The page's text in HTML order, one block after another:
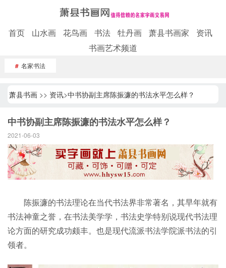
首页 山水画 花鸟画 书法 牡丹画 萧县书画家
资讯
书画艺术频道
# 名家书法
萧县书画>> 资讯>中书协副主席陈振濂的书法水平怎么样？
中书协副主席陈振濂的书法水平怎么样？
2021-06-03
陈振濂的书法理论在当代书法界非常著名，其早年就有
书法神童之誉，在书法美学学，书法史学特别说现代书法理
论方面的研究成功颇丰。也是现代流派书法学院派书法的引
领者。